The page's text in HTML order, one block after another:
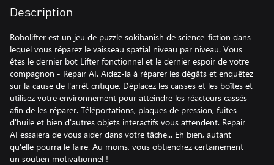
Description
Robolifter est un jeu de puzzle sokibanish de science-fiction dans
lequel vous réparez le vaisseau spatial niveau par niveau. Vous
êtes le dernier bot Lifter fonctionnel et le dernier espoir de votre
compagnon - Repair AI. Aidez-la à réparer les dégâts et enquêtez
sur la cause de l'arrêt critique. Déplacez les caisses et les boîtes et
utilisez votre environnement pour atteindre les réacteurs cassés
afin de les réparer. Téléportations, plaques de pression, fuites
d'huile et bien d'autres objets interactifs vous attendent. Repair
AI essaiera de vous aider dans votre tâche... Eh bien, autant
qu'elle pourra le faire. Au moins, vous obtiendrez certainement
un soutien motivationnel !